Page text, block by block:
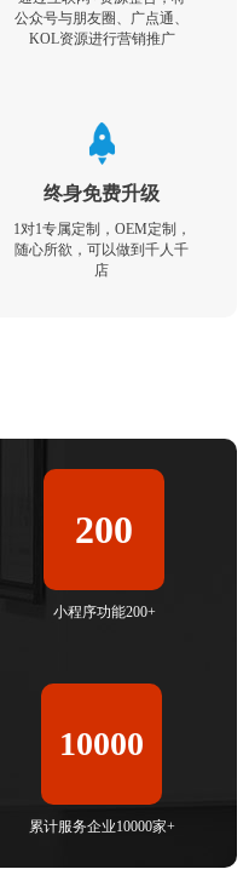
公众号与朋友圈、广点通、
KOL资源进行营销推广
终身免费升级
1对1专属定制，OEM定制，
随心所欲，可以做到千人千
店
200
小程序功能200+
10000
累计服务企业10000家+